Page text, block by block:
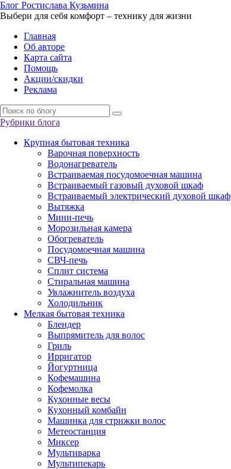
Блог Ростислава Кузьмина
Выбери для себя комфорт – технику для жизни
Главная
Об авторе
Карта сайта
Помощь
Акции/скидки
Реклама
Рубрики блога
Крупная бытовая техника
Варочная поверхность
Водонагреватель
Встраиваемая посудомоечная машина
Встраиваемый газовый духовой шкаф
Встраиваемый электрический духовой шкаф
Вытяжка
Мини-печь
Морозильная камера
Обогреватель
Посудомоечная машина
СВЧ-печь
Сплит система
Стиральная машина
Увлажнитель воздуха
Холодильник
Мелкая бытовая техника
Блендер
Выпрямитель для волос
Гриль
Ирригатор
Йогуртница
Кофемашина
Кофемолка
Кухонные весы
Кухонный комбайн
Машинка для стрижки волос
Метеостанция
Миксер
Мультиварка
Мультипекарь